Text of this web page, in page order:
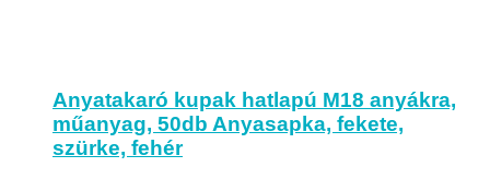
Anyatakaró kupak hatlapú M18 anyákra,
műanyag, 50db Anyasapka, fekete,
szürke, fehér